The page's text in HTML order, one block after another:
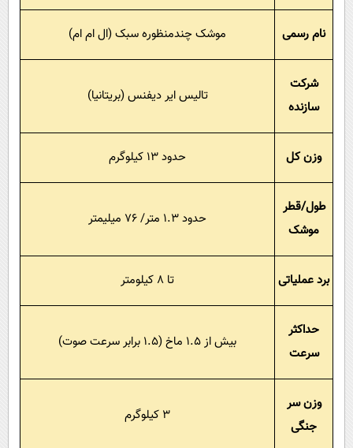
نام رسمی موشک چندمنظوره سبک (ال ام ام)
شرکت
سازنده
تالیس ایر دیفنس (بریتانیا)
وزن کل حدود 13 کیلوگرم
طول/قطر
موشک
حدود 1.3 متر/ 76 میلیمتر
برد عملیاتی تا 8 کیلومتر
حداکثر
سرعت
بیش از 1.5 ماخ (1.5 برابر سرعت صوت)
وزن سر
جنگی
3 کیلوگرم